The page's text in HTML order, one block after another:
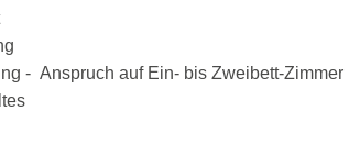
- Anspruch auf Ein- bis Zweibett-Zimmer